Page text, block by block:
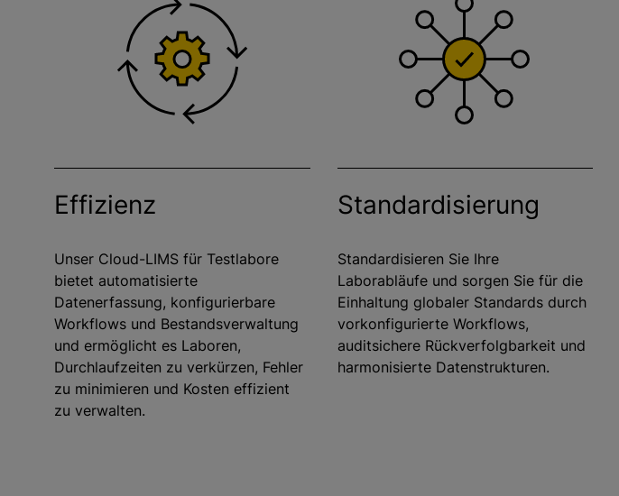
Effizienz
Unser Cloud-LIMS für Testlabore
bietet automatisierte
Datenerfassung, konfigurierbare
Workflows und Bestandsverwaltung
und ermöglicht es Laboren,
Durchlaufzeiten zu verkürzen, Fehler
zu minimieren und Kosten effizient
zu verwalten.
Standardisierung
Standardisieren Sie Ihre
Laborabläufe und sorgen Sie für die
Einhaltung globaler Standards durch
vorkonfigurierte Workflows,
auditsichere Rückverfolgbarkeit und
harmonisierte Datenstrukturen.